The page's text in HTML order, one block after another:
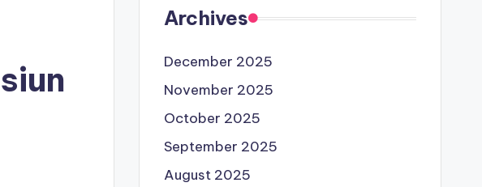
Archives
December 2025
November 2025
October 2025
September 2025
August 2025